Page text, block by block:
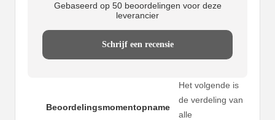
Gebaseerd op 50 beoordelingen voor deze
leverancier
Schrijf een recensie
Beoordelingsmomentopname
Het volgende is
de verdeling van
alle